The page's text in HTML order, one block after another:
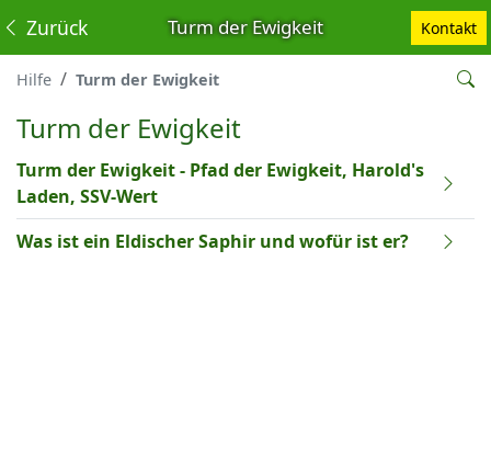
Turm der Ewigkeit
Zurück Kontakt
Hilfe Turm der Ewigkeit
Turm der Ewigkeit
Turm der Ewigkeit - Pfad der Ewigkeit, Harold's
Laden, SSV-Wert
Was ist ein Eldischer Saphir und wofür ist er?